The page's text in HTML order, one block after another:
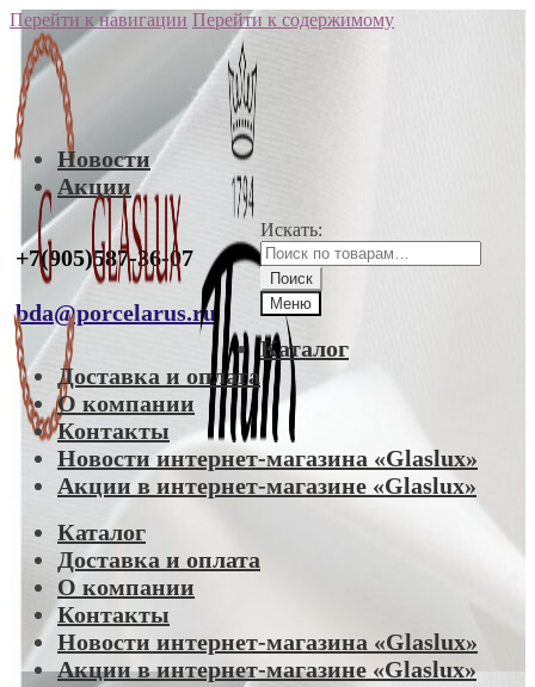
Перейти к навигации Перейти к содержимому
Новости
Акции
+7(905)587-36-07
bda@porcelarus.ru
Искать:
Поиск
Меню
Каталог
Доставка и оплата
О компании
Контакты
Новости интернет-магазина «Glaslux»
Акции в интернет-магазине «Glaslux»
Каталог
Доставка и оплата
О компании
Контакты
Новости интернет-магазина «Glaslux»
Акции в интернет-магазине «Glaslux»